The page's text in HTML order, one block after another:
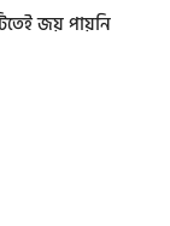
জয় পায়নি